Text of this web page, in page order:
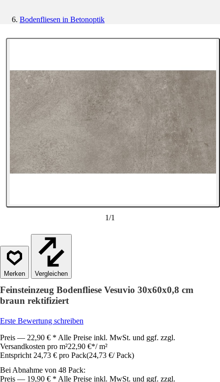
Bodenfliesen in Betonoptik
1/1
Vergleichen
Feinsteinzeug Bodenfliese Vesuvio 30x60x0,8 cm
braun rektifiziert
Erste Bewertung schreiben
Preis — 22,90 € * Alle Preise inkl. MwSt. und ggf. zzgl.
Versandkosten pro m²22,90 €*/ m²
Entspricht 24,73 € pro Pack(24,73 €/ Pack)
Bei Abnahme von 48 Pack:
Preis — 19,90 € * Alle Preise inkl. MwSt. und ggf. zzgl.